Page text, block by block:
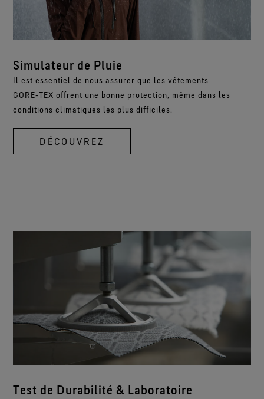
Simulateur de Pluie
Il est essentiel de nous assurer que les vêtements
GORE‑TEX offrent une bonne protection, même dans les
conditions climatiques les plus difficiles.
DÉCOUVREZ
Test de Durabilité & Laboratoire